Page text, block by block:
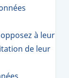
à leur
de leur